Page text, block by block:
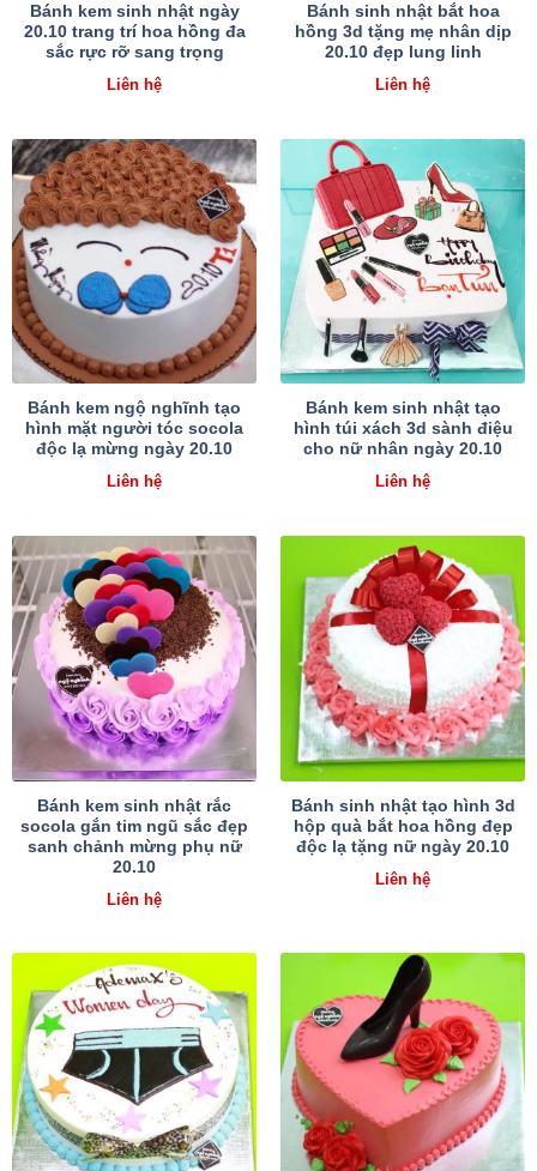
Bánh kem sinh nhật ngày
20.10 trang trí hoa hồng đa
sắc rực rỡ sang trọng
Liên hệ
Bánh sinh nhật bắt hoa
hồng 3d tặng mẹ nhân dịp
20.10 đẹp lung linh
Liên hệ
Bánh kem ngộ nghĩnh tạo
hình mặt người tóc socola
độc lạ mừng ngày 20.10
Liên hệ
Bánh kem sinh nhật tạo
hình túi xách 3d sành điệu
cho nữ nhân ngày 20.10
Liên hệ
Bánh kem sinh nhật rắc
socola gắn tim ngũ sắc đẹp
sanh chảnh mừng phụ nữ
20.10
Liên hệ
Bánh sinh nhật tạo hình 3d
hộp quà bắt hoa hồng đẹp
độc lạ tặng nữ ngày 20.10
Liên hệ